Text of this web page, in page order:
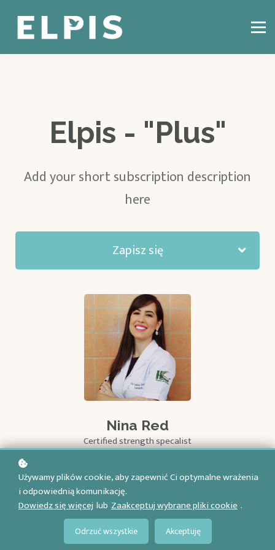
CZYM JEST CBT?
KONSULTACJE ONLINE
BLOG
Elpis - "Plus"
Add your short subscription description
here
Zapisz się
Nina Red
Certified strength specalist
Używamy plików cookie, aby zapewnić Ci optymalne wrażenia
i odpowiednią komunikację.
Dowiedz się więcej lub Zaakceptuj wybrane pliki cookie .
Odrzuć wszystkie Akceptuję